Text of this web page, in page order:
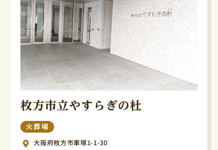
枚方市立やすらぎの杜
火葬場
大阪府枚方市車塚1-1-30